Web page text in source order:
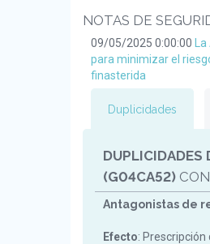
NOTAS DE
09/05/2025 0:00:00
para minimizar el
finasterida
Duplicidades
DUPLICIDADES
(G04CA52)
Antagonistas de
Efecto: